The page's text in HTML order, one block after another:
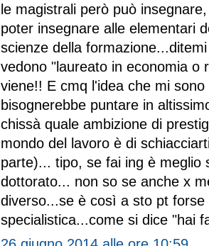
le magistrali però può
poter insegnare alle elementari
scienze della
vedono "laureato in economia o
viene!! E cmq l'idea che mi
bisognerebbe puntare in
chissà quale ambizione di
mondo del lavoro è di
parte)... tipo, se fai ing è meglio
dottorato... non so se anche x
diverso...se è così a sto pt
specialistica...come si dice "hai